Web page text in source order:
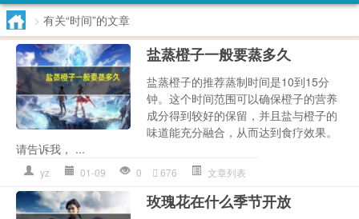
> 有关“时间”的文章
盐蒸橙子一般要蒸多久
盐蒸橙子的推荐蒸制时间是10到15分
钟。这个时间范围可以确保橙子的营养
成分得到较好的保留，并且盐与橙子的
味道能充分融合，从而达到食疗效果。
请告诉我， ...
yz 01-09 0 676 文章列表
玫瑰花在什么季节开放